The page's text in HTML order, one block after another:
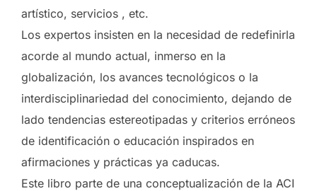
artístico, servicios , etc.
Los expertos insisten en la necesidad de redefinirla
acorde al mundo actual, inmerso en la
globalización, los avances tecnológicos o la
interdisciplinariedad del conocimiento, dejando de
lado tendencias estereotipadas y criterios erróneos
de identificación o educación inspirados en
afirmaciones y prácticas ya caducas.
Este libro parte de una conceptualización de la ACI